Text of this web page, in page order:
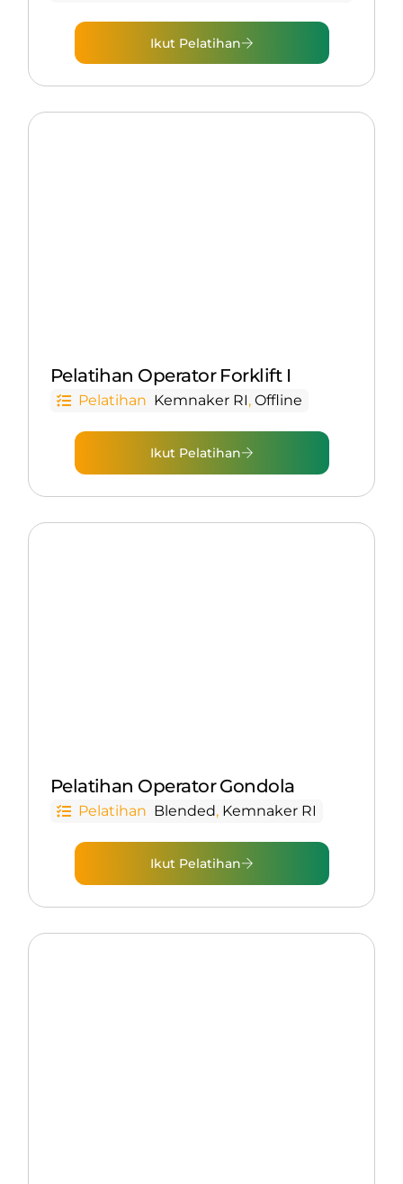
Ikut Pelatihan
Pelatihan Operator Forklift I
Pelatihan Kemnaker RI, Offline
Ikut Pelatihan
Pelatihan Operator Gondola
Pelatihan Blended, Kemnaker RI
Ikut Pelatihan